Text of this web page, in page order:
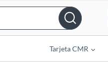
Tarjeta CMR